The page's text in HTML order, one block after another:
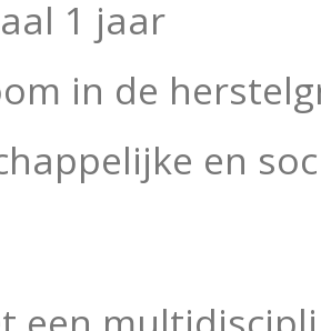
1 jaar
in de
en